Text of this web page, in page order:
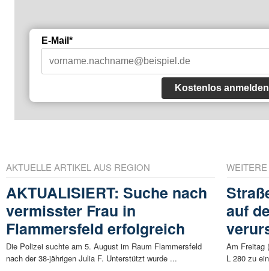
E-Mail*
Kostenlos anmelden
AKTUELLE ARTIKEL AUS REGION
AKTUALISIERT: Suche nach
vermisster Frau in
Flammersfeld erfolgreich
Die Polizei suchte am 5. August im Raum Flammersfeld
nach der 38-jährigen Julia F. Unterstützt wurde ...
auf
Am Freitag
L 280 zu